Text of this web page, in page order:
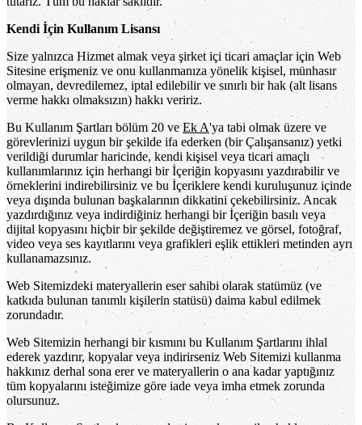
Kendi İçin Kullanım Lisansı
Size yalnızca Hizmet almak veya şirket içi ticari amaçlar için Web
Sitesine erişmeniz ve onu kullanmanıza yönelik kişisel, münhasır
olmayan, devredilemez, iptal edilebilir ve sınırlı bir hak (alt lisans
verme hakkı olmaksızın) hakkı veririz.
Bu Kullanım Şartları bölüm 20 veEk A'ya tabi olmak üzere ve
görevlerinizi uygun bir şekilde ifa ederken (bir Çalışansanız) yetki
verildiği durumlar haricinde, kendi kişisel veya ticari amaçlı
kullanımlarınız için herhangi bir İçeriğin kopyasını yazdırabilir ve
örneklerini indirebilirsiniz ve bu İçeriklere kendi kuruluşunuz içinde
veya dışında bulunan başkalarının dikkatini çekebilirsiniz. Ancak
yazdırdığınız veya indirdiğiniz herhangi bir İçeriğin basılı veya
dijital kopyasını hiçbir bir şekilde değiştiremez ve görsel, fotoğraf,
video veya ses kayıtlarını veya grafikleri eşlik ettikleri metinden ayrı
kullanamazsınız.
Web Sitemizdeki materyallerin eser sahibi olarak statümüz (ve
katkıda bulunan tanımlı kişilerin statüsü) daima kabul edilmek
zorundadır.
Web Sitemizin herhangi bir kısmını bu Kullanım Şartlarını ihlal
ederek yazdırır, kopyalar veya indirirseniz Web Sitemizi kullanma
hakkınız derhal sona erer ve materyallerin o ana kadar yaptığınız
tüm kopyalarını isteğimize göre iade veya imha etmek zorunda
olursunuz.